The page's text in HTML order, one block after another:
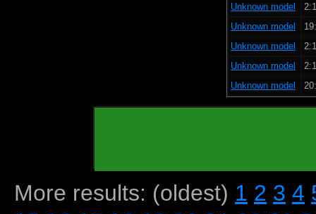
Unknown model
Unknown model
Unknown model
Unknown model
Unknown model
More results: (oldest) 1 2 3 4